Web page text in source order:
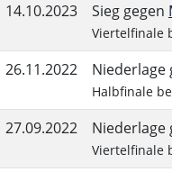
14.10.2023 Sieg gegen
Viertelfinale
26.11.2022 Niederlage
Halbfinale
27.09.2022 Niederlage
Viertelfinale